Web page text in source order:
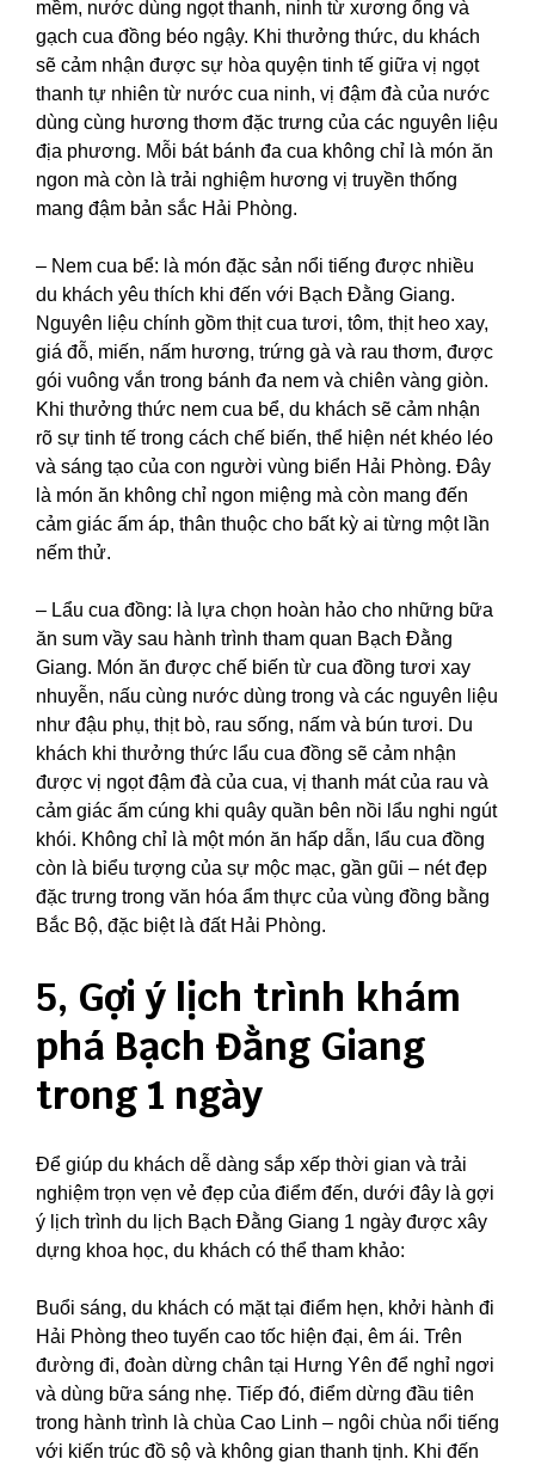
mềm, nước dùng ngọt thanh, ninh từ xương ống và
gạch cua đồng béo ngậy. Khi thưởng thức, du khách
sẽ cảm nhận được sự hòa quyện tinh tế giữa vị ngọt
thanh tự nhiên từ nước cua ninh, vị đậm đà của nước
dùng cùng hương thơm đặc trưng của các nguyên liệu
địa phương. Mỗi bát bánh đa cua không chỉ là món ăn
ngon mà còn là trải nghiệm hương vị truyền thống
mang đậm bản sắc Hải Phòng.
– Nem cua bể: là món đặc sản nổi tiếng được nhiều
du khách yêu thích khi đến với Bạch Đằng Giang.
Nguyên liệu chính gồm thịt cua tươi, tôm, thịt heo xay,
giá đỗ, miến, nấm hương, trứng gà và rau thơm, được
gói vuông vắn trong bánh đa nem và chiên vàng giòn.
Khi thưởng thức nem cua bể, du khách sẽ cảm nhận
rõ sự tinh tế trong cách chế biến, thể hiện nét khéo léo
và sáng tạo của con người vùng biển Hải Phòng. Đây
là món ăn không chỉ ngon miệng mà còn mang đến
cảm giác ấm áp, thân thuộc cho bất kỳ ai từng một lần
nếm thử.
– Lẩu cua đồng: là lựa chọn hoàn hảo cho những bữa
ăn sum vầy sau hành trình tham quan Bạch Đằng
Giang. Món ăn được chế biến từ cua đồng tươi xay
nhuyễn, nấu cùng nước dùng trong và các nguyên liệu
như đậu phụ, thịt bò, rau sống, nấm và bún tươi. Du
khách khi thưởng thức lẩu cua đồng sẽ cảm nhận
được vị ngọt đậm đà của cua, vị thanh mát của rau và
cảm giác ấm cúng khi quây quần bên nồi lẩu nghi ngút
khói. Không chỉ là một món ăn hấp dẫn, lẩu cua đồng
còn là biểu tượng của sự mộc mạc, gần gũi – nét đẹp
đặc trưng trong văn hóa ẩm thực của vùng đồng bằng
Bắc Bộ, đặc biệt là đất Hải Phòng.
5, Gợi ý lịch trình khám
phá Bạch Đằng Giang
trong 1 ngày
Để giúp du khách dễ dàng sắp xếp thời gian và trải
nghiệm trọn vẹn vẻ đẹp của điểm đến, dưới đây là gợi
ý lịch trình du lịch Bạch Đằng Giang 1 ngày được xây
dựng khoa học, du khách có thể tham khảo:
Buổi sáng, du khách có mặt tại điểm hẹn, khởi hành đi
Hải Phòng theo tuyến cao tốc hiện đại, êm ái. Trên
đường đi, đoàn dừng chân tại Hưng Yên để nghỉ ngơi
và dùng bữa sáng nhẹ. Tiếp đó, điểm dừng đầu tiên
trong hành trình là chùa Cao Linh – ngôi chùa nổi tiếng
với kiến trúc đồ sộ và không gian thanh tịnh. Khi đến